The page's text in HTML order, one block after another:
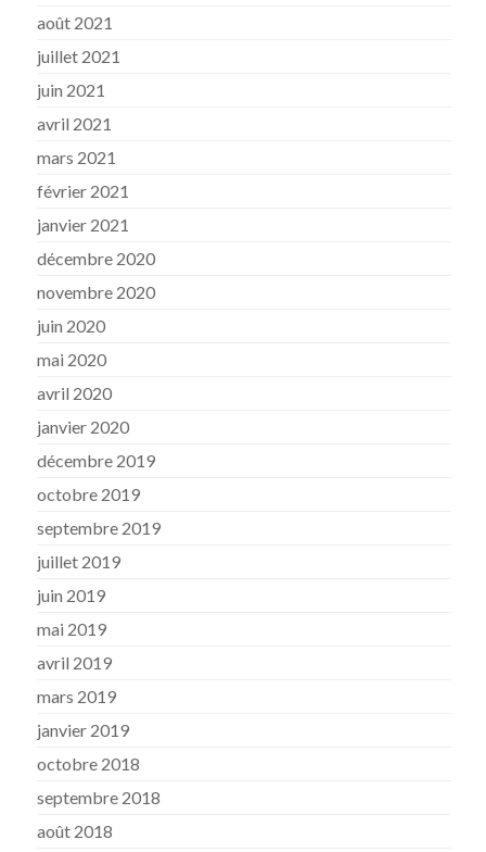
août 2021
juillet 2021
juin 2021
avril 2021
mars 2021
février 2021
janvier 2021
décembre 2020
novembre 2020
juin 2020
mai 2020
avril 2020
janvier 2020
décembre 2019
octobre 2019
septembre 2019
juillet 2019
juin 2019
mai 2019
avril 2019
mars 2019
janvier 2019
octobre 2018
septembre 2018
août 2018